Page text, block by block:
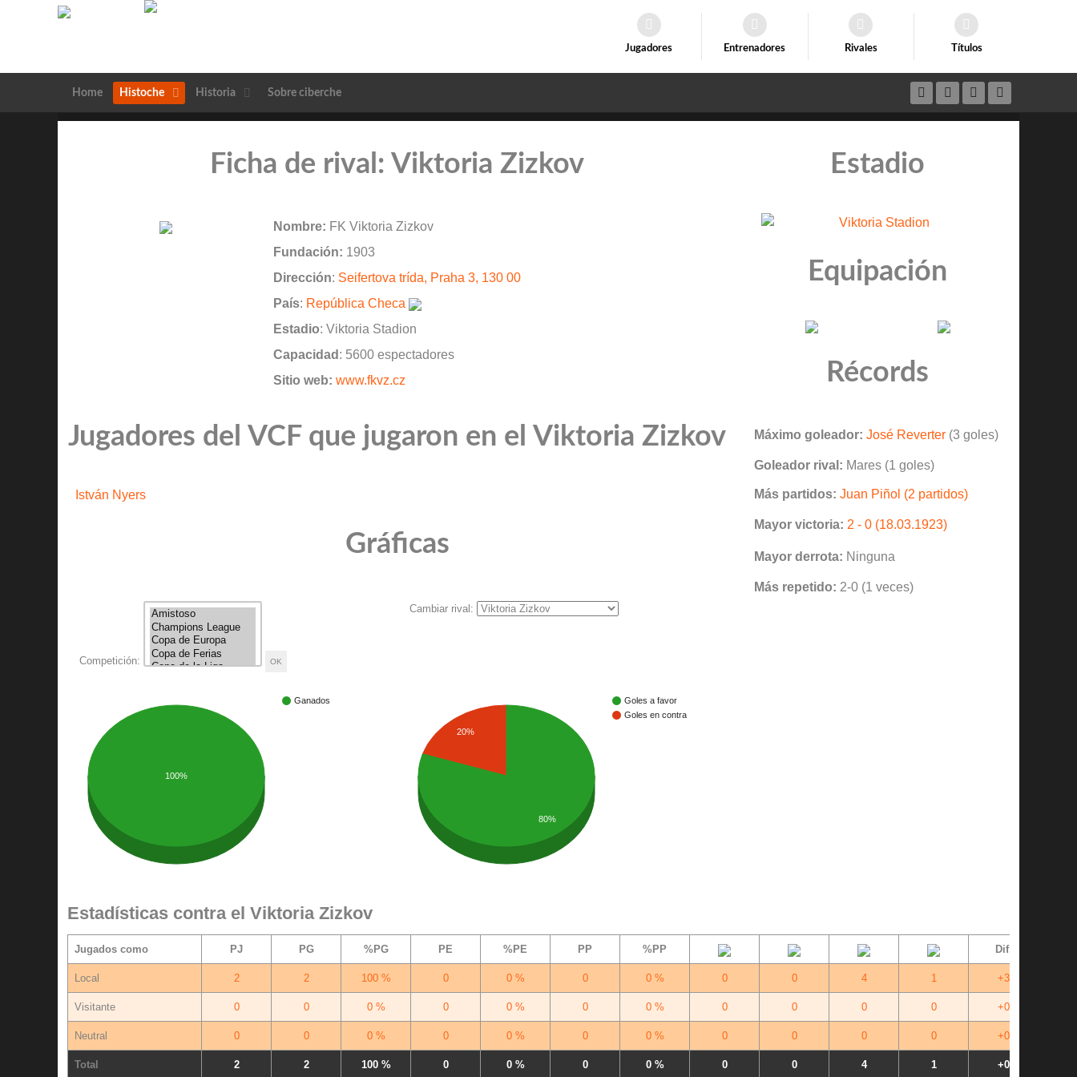
Jugadores Entrenadores Rivales Títulos
Home Histoche Historia Sobre ciberche
Ficha de rival: Viktoria Zizkov
Nombre: FK Viktoria Zizkov
Fundación: 1903
Dirección: Seifertova trída, Praha 3, 130 00
País: República Checa
Estadio: Viktoria Stadion
Capacidad : 5600 espectadores
Sitio web: www.fkvz.cz
Jugadores del VCF que jugaron en el Viktoria Zizkov
István Nyers
Gráficas
Competición:
Cambiar rival:
Ganados
100%
Goles a favor
Goles en contra
20%
80%
Estadio
Equipación
Récords
Máximo goleador: José Reverter(3 goles)
Goleador rival: Mares (1 goles)
Más partidos: Juan Piñol (2 partidos)
Mayor victoria: 2 - 0 (18.03.1923)
Mayor derrota: Ninguna
Más repetido: 2-0 (1 veces)
Estadísticas contra el Viktoria Zizkov
Jugados como PJ PG %PG PE %PE PP %PP Dif.
Local 2 2 100 % 0 0 % 0 0 % 0 0 4 1 +3
Visitante 0 0 0 % 0 0 % 0 0 % 0 0 0 0 +0
Neutral 0 0 0 % 0 0 % 0 0 % 0 0 0 0 +0
Total 2 2 100 % 0 0 % 0 0 % 0 0 4 1 +0